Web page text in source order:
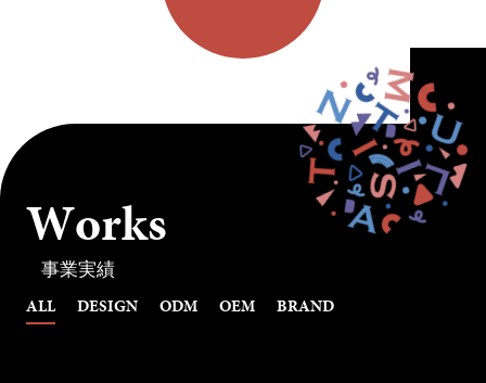
Works
事業実績
ALL DESIGN ODM OEM BRAND